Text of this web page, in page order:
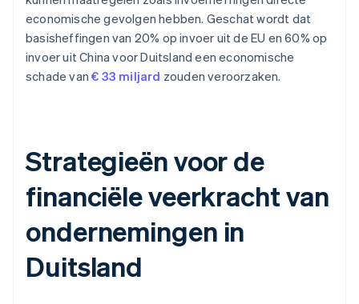
economische gevolgen hebben. Geschat wordt dat
basisheffingen van 20% op invoer uit de EU en 60% op
invoer uit China voor Duitsland een economische
schade van€ 33 miljard zouden veroorzaken.
Strategieën voor de
financiële veerkracht van
ondernemingen in
Duitsland